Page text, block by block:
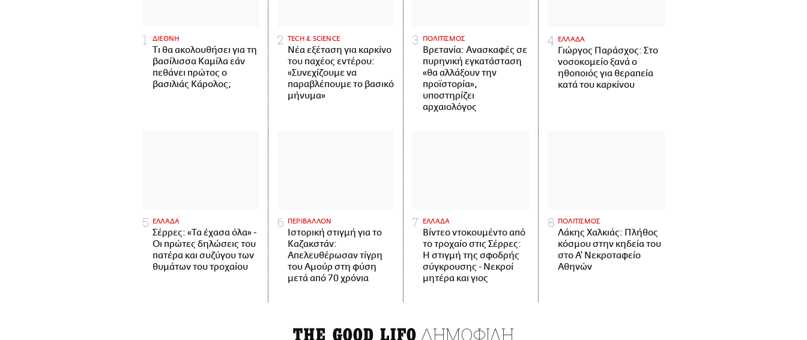
ΔΙΕΘΝΗ
Τι θα ακολουθήσει για τη
βασίλισσα Καμίλα εάν
πεθάνει πρώτος ο
βασιλιάς Κάρολος;
ΤECH & SCIENCE
Νέα εξέταση για καρκίνο
του παχέος εντέρου:
«Συνεχίζουμε να
παραβλέπουμε το βασικό
μήνυμα»
ΠΟΛΙΤΙΣΜΟΣ
Βρετανία: Ανασκαφές σε
πυρηνική εγκατάσταση
«θα αλλάξουν την
προϊστορία»,
υποστηρίζει
αρχαιολόγος
ΕΛΛΑΔΑ
Γιώργος Παράσχος: Στο
νοσοκομείο ξανά ο
ηθοποιός για θεραπεία
κατά του καρκίνου
ΕΛΛΑΔΑ
Σέρρες: «Τα έχασα όλα» -
Οι πρώτες δηλώσεις του
πατέρα και συζύγου των
θυμάτων του τροχαίου
ΠΕΡΙΒΑΛΛΟΝ
Ιστορική στιγμή για το
Καζακστάν:
Απελευθέρωσαν τίγρη
του Αμούρ στη φύση
μετά από 70 χρόνια
ΕΛΛΑΔΑ
Βίντεο ντοκουμέντο από
το τροχαίο στις Σέρρες:
Η στιγμή της σφοδρής
σύγκρουσης - Νεκροί
μητέρα και γιος
ΠΟΛΙΤΙΣΜΟΣ
Λάκης Χαλκιάς: Πλήθος
κόσμου στην κηδεία του
στο Α' Νεκροταφείο
Αθηνών
THE GOOD LIFO ΔΗΜΟΦΙΛΗ